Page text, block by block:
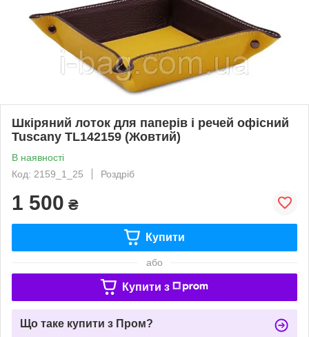
Шкіряний лоток для паперів і речей офісний
Tuscany TL142159 (Жовтий)
В наявності
Код: 2159_1_25
Роздріб
1 500 ₴
Купити
або
Купити з
Що таке купити з Пром?